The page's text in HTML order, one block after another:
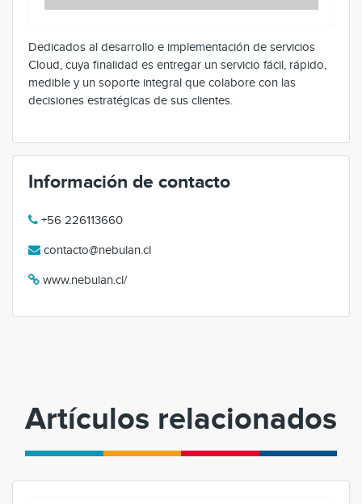
Dedicados al desarrollo e implementación de servicios
Cloud, cuya finalidad es entregar un servicio fácil, rápido,
medible y un soporte integral que colabore con las
decisiones estratégicas de sus clientes.
Información de contacto
+56 226113660
contacto@nebulan.cl
www.nebulan.cl/
Artículos relacionados